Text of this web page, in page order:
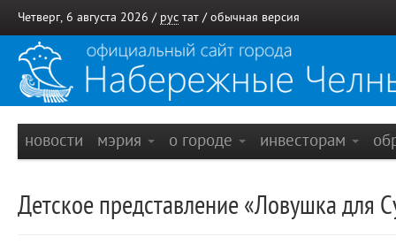
Четверг, 6 августа 2026 / рус тат / обычная версия
новости мэрия о городе инвесторам
Детское представление «Ловушка для